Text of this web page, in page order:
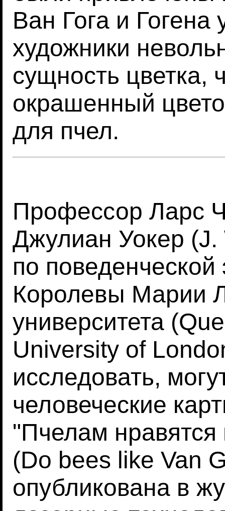
Ван Гога и Гогена
художники
сущность цветка,
окрашенный
для пчел.
Профессор Ларс
Джулиан Уокер (J.
по
Королевы Марии
университета
University of
исследовать,
человеческие
"Пчелам нравятся
(Do bees like Van
опубликована в